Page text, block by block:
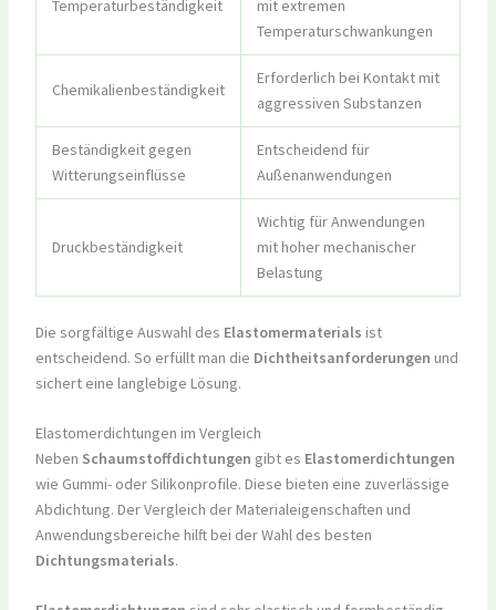
Temperaturbeständigkeit
mit extremen
Temperaturschwankungen
Chemikalienbeständigkeit
Erforderlich bei Kontakt mit
aggressiven Substanzen
Beständigkeit gegen
Witterungseinflüsse
Entscheidend für
Außenanwendungen
Druckbeständigkeit
Wichtig für Anwendungen
mit hoher mechanischer
Belastung
Die sorgfältige Auswahl des Elastomermaterials ist
entscheidend. So erfüllt man die Dichtheitsanforderungen und
sichert eine langlebige Lösung.
Elastomerdichtungen im Vergleich
Neben Schaumstoffdichtungen gibt es Elastomerdichtungen
wie Gummi- oder Silikonprofile. Diese bieten eine zuverlässige
Abdichtung. Der Vergleich der Materialeigenschaften und
Anwendungsbereiche hilft bei der Wahl des besten
Dichtungsmaterials.